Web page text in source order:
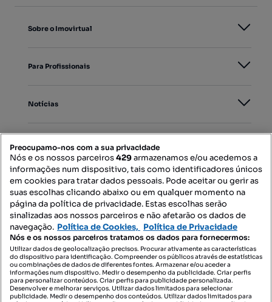
Sobre o Imovirtual
Para Profissionais
Notícias
Mapa do Site
Contacte-nos
SIGA-NOS:
Preocupamo-nos com a sua privacidade
Nós e os nossos parceiros429armazenamos e/ou acedemos a
informações num dispositivo, tais como identificadores únicos
em cookies para tratar dados pessoais. Pode aceitar ou gerir as
suas escolhas clicando abaixo ou em qualquer momento na
página da política de privacidade. Estas escolhas serão
sinalizadas aos nossos parceiros e não afetarão os dados de
navegação. Política de Cookies, Política de Privacidade
Nós e os nossos parceiros tratamos os dados para fornecermos:
Utilizar dados de geolocalização precisos. Procurar ativamente as características
do dispositivo para identificação. Compreender os públicos através de estatísticas
ou combinações de dados de diferentes fontes. Armazenar e/ou aceder a
informações num dispositivo. Medir o desempenho da publicidade. Criar perfis
para personalizar conteúdos. Criar perfis para publicidade personalizada.
Desenvolver e melhorar serviços. Utilizar dados limitados para selecionar
publicidade. Medir o desempenho dos conteúdos. Utilizar dados limitados para